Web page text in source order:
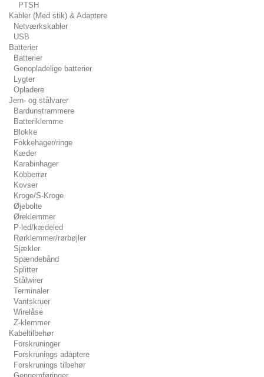
PTSH
Kabler (Med stik) & Adaptere
Netværkskabler
USB
Batterier
Batterier
Genopladelige batterier
Lygter
Opladere
Jern- og stålvarer
Bardunstrammere
Batteriklemme
Blokke
Fokkehager/ringe
Kæder
Karabinhager
Kobberrør
Kovser
Kroge/S-Kroge
Øjebolte
Øreklemmer
P-led/kædeled
Rørklemmer/rørbøjler
Sjækler
Spændebånd
Splitter
Stålwirer
Terminaler
Vantskruer
Wirelåse
Z-klemmer
Kabeltilbehør
Forskruninger
Forskrunings adaptere
Forskrunings tilbehør